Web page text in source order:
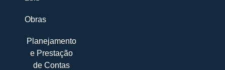
Obras
Planejamento
e Prestação
de Contas